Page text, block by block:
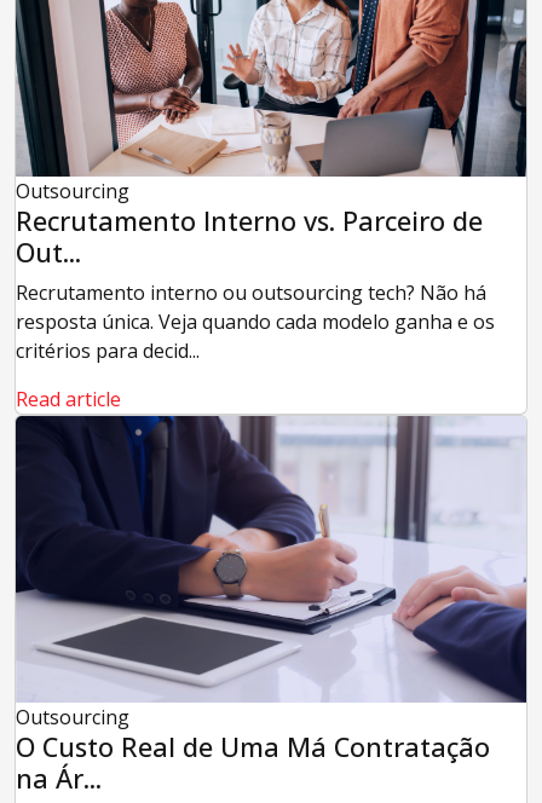
Outsourcing
Recrutamento Interno vs. Parceiro de
Out...
Recrutamento interno ou outsourcing tech? Não há
resposta única. Veja quando cada modelo ganha e os
critérios para decid...
Read article
Outsourcing
O Custo Real de Uma Má Contratação
na Ár...